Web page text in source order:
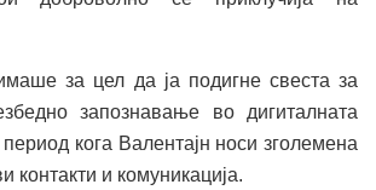
за цел да ја подигне свеста за
запознавање во дигиталната
кога Валентајн носи зголемена
контакти и комуникација.